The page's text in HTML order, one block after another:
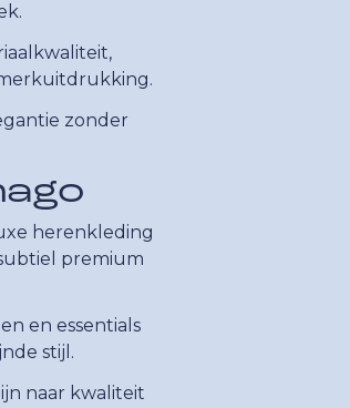
zonder
herenkleding
premium
en essentials
stijl.
naar kwaliteit